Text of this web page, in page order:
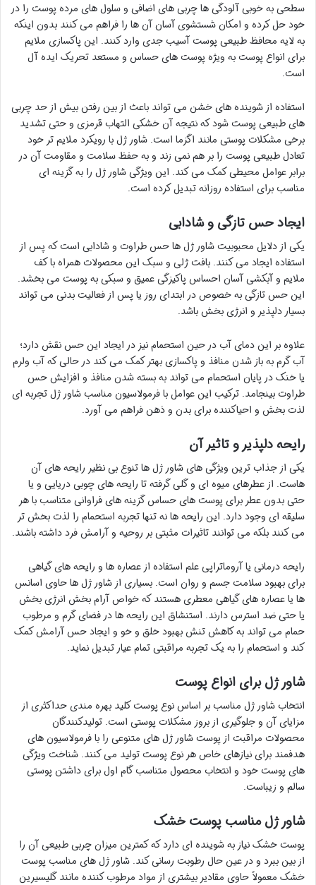
سطحی به خوبی آلودگی ها چربی های اضافی و سلول های مرده پوست را در
خود حل کرده و امکان شستشوی آسان آن ها را فراهم می کنند بدون اینکه
به لایه محافظ طبیعی پوست آسیب جدی وارد کنند. این پاکسازی ملایم
برای انواع پوست به ویژه پوست های حساس و مستعد تحریک ایده آل
است.
استفاده از شوینده های خشن می تواند باعث از بین رفتن بیش از حد چربی
های طبیعی پوست شود که نتیجه آن خشکی التهاب قرمزی و حتی تشدید
برخی مشکلات پوستی مانند اگزما است. شاور ژل با رویکرد ملایم تر خود
تعادل طبیعی پوست را بر هم نمی زند و به حفظ سلامت و مقاومت آن در
برابر عوامل محیطی کمک می کند. این ویژگی شاور ژل را به گزینه ای
مناسب برای استفاده روزانه تبدیل کرده است.
ایجاد حس تازگی و شادابی
یکی از دلایل محبوبیت شاور ژل ها حس طراوت و شادابی است که پس از
استفاده ایجاد می کنند. بافت ژلی و سبک این محصولات همراه با کف
ملایم و آبکشی آسان احساس پاکیزگی عمیق و سبکی به پوست می بخشد.
این حس تازگی به خصوص در ابتدای روز یا پس از فعالیت بدنی می تواند
بسیار دلپذیر و انرژی بخش باشد.
علاوه بر این دمای آب در حین استحمام نیز در ایجاد این حس نقش دارد؛
آب گرم به باز شدن منافذ و پاکسازی بهتر کمک می کند در حالی که آب ولرم
یا خنک در پایان استحمام می تواند به بسته شدن منافذ و افزایش حس
طراوت بینجامد. ترکیب این عوامل با فرمولاسیون مناسب شاور ژل تجربه ای
لذت بخش و احیاکننده برای بدن و ذهن فراهم می آورد.
رایحه دلپذیر و تاثیر آن
یکی از جذاب ترین ویژگی های شاور ژل ها تنوع بی نظیر رایحه های آن
هاست. از عطرهای میوه ای و گلی گرفته تا رایحه های چوبی دریایی و یا
حتی بدون عطر برای پوست های حساس گزینه های فراوانی متناسب با هر
سلیقه ای وجود دارد. این رایحه ها نه تنها تجربه استحمام را لذت بخش تر
می کنند بلکه می توانند تاثیرات مثبتی بر روحیه و آرامش فرد داشته باشند.
رایحه درمانی یا آروماتراپی علم استفاده از عصاره ها و رایحه های گیاهی
برای بهبود سلامت جسم و روان است. بسیاری از شاور ژل ها حاوی اسانس
ها یا عصاره های گیاهی معطری هستند که خواص آرام بخش انرژی بخش
یا حتی ضد استرس دارند. استنشاق این رایحه ها در فضای گرم و مرطوب
حمام می تواند به کاهش تنش بهبود خلق و خو و ایجاد حس آرامش کمک
کند و استحمام را به یک تجربه مراقبتی تمام عیار تبدیل نماید.
شاور ژل برای انواع پوست
انتخاب شاور ژل مناسب بر اساس نوع پوست کلید بهره مندی حداکثری از
مزایای آن و جلوگیری از بروز مشکلات پوستی است. تولیدکنندگان
محصولات مراقبت از پوست شاور ژل های متنوعی را با فرمولاسیون های
هدفمند برای نیازهای خاص هر نوع پوست تولید می کنند. شناخت ویژگی
های پوست خود و انتخاب محصول متناسب گام اول برای داشتن پوستی
سالم و زیباست.
شاور ژل مناسب پوست خشک
پوست خشک نیاز به شوینده ای دارد که کمترین میزان چربی طبیعی آن را
از بین ببرد و در عین حال رطوبت رسانی کند. شاور ژل های مناسب پوست
خشک معمولاً حاوی مقادیر بیشتری از مواد مرطوب کننده مانند گلیسیرین